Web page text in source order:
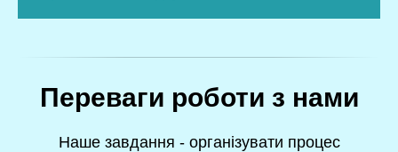
Переваги роботи з нами
Наше завдання - організувати процес